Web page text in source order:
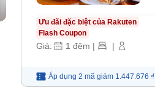
Ưu đãi đặc biệt của Rakuten
Flash Coupon
Giá: 1 đêm | |
Áp dụng 2 mã giảm 1.447.676 ₫